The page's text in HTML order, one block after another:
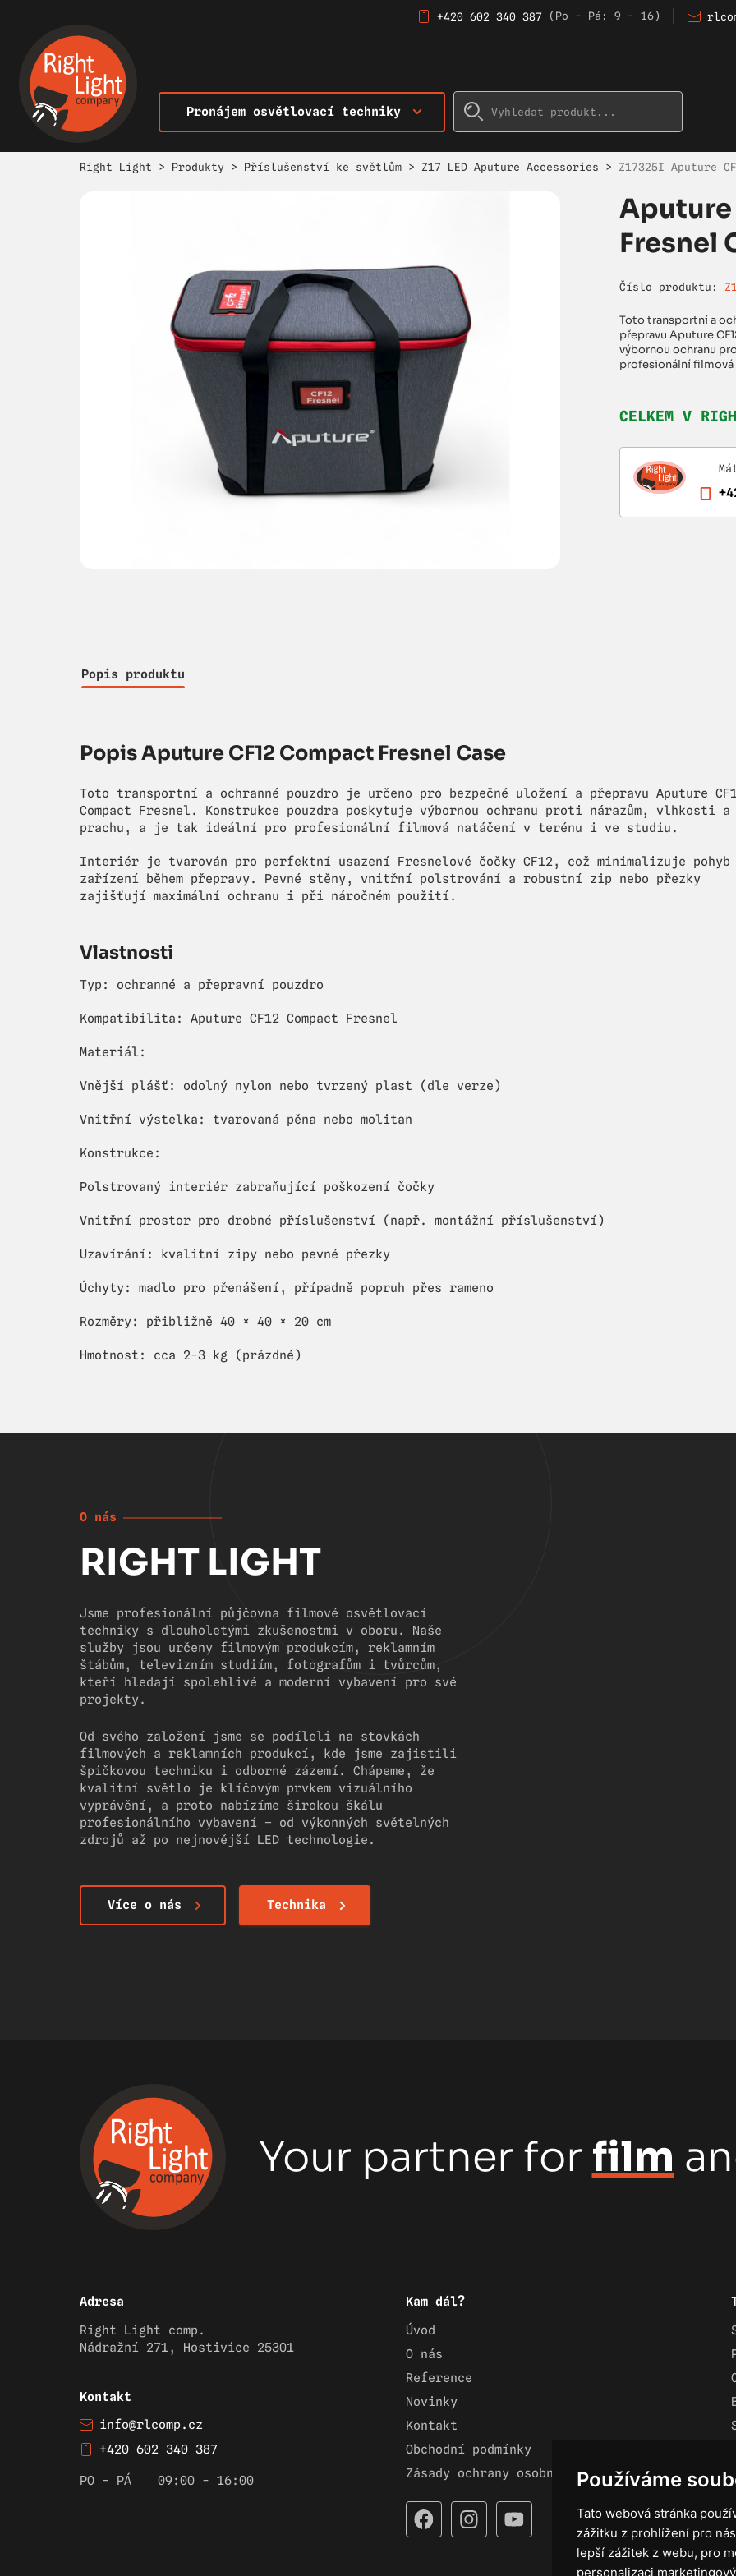
Používáme
Tato webová stránka
zážitku z prohlížení pro
lepší zážitek z webu, pro
personalizaci
+420 602 340 387 (Po - Pá: 9 - 16)
Pronájem osvětlovací techniky
Right Light > Produkty > Příslušenství ke světlům > Z17 LED Aputure Accessories > Z17325I Aputure
Aputure
Fresnel
Číslo produktu:
Toto transportní a
přepravu Aputure
výbornou ochranu
profesionální filmová
CELKEM V
Popis produktu
Popis Aputure CF12 Compact Fresnel Case
Toto transportní a ochranné pouzdro je určeno pro bezpečné uložení a přepravu Aputure
Compact Fresnel. Konstrukce pouzdra poskytuje výbornou ochranu proti nárazům, vlhkosti a
prachu, a je tak ideální pro profesionální filmová natáčení v terénu i ve studiu.
Interiér je tvarován pro perfektní usazení Fresnelové čočky CF12, což minimalizuje pohyb
zařízení během přepravy. Pevné stěny, vnitřní polstrování a robustní zip nebo přezky
zajišťují maximální ochranu i při náročném použití.
Vlastnosti
Typ: ochranné a přepravní pouzdro
Kompatibilita: Aputure CF12 Compact Fresnel
Materiál:
Vnější plášť: odolný nylon nebo tvrzený plast (dle verze)
Vnitřní výstelka: tvarovaná pěna nebo molitan
Konstrukce:
Polstrovaný interiér zabraňující poškození čočky
Vnitřní prostor pro drobné příslušenství (např. montážní příslušenství)
Uzavírání: kvalitní zipy nebo pevné přezky
Úchyty: madlo pro přenášení, případně popruh přes rameno
Rozměry: přibližně 40 × 40 × 20 cm
Hmotnost: cca 2-3 kg (prázdné)
O nás
RIGHT LIGHT
Jsme profesionální půjčovna filmové osvětlovací
techniky s dlouholetými zkušenostmi v oboru. Naše
služby jsou určeny filmovým produkcím, reklamním
štábům, televizním studiím, fotografům i tvůrcům,
kteří hledají spolehlivé a moderní vybavení pro své
projekty.
Od svého založení jsme se podíleli na stovkách
filmových a reklamních produkcí, kde jsme zajistili
špičkovou techniku i odborné zázemí. Chápeme, že
kvalitní světlo je klíčovým prvkem vizuálního
vyprávění, a proto nabízíme širokou škálu
profesionálního vybavení – od výkonných světelných
zdrojů až po nejnovější LED technologie.
Více o nás Technika
Your partner for film
Adresa
Right Light comp.
Nádražní 271, Hostivice 25301
Kontakt
info@rlcomp.cz
+420 602 340 387
PO - PÁ 09:00 - 16:00
Kam dál?
Úvod
O nás
Reference
Novinky
Kontakt
Obchodní podmínky
Zásady ochrany osobních údajů